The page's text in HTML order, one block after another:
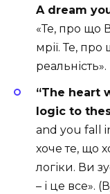
A dream
«Те, про що
мрії. Те,
“The heart
logic to
and you fall
хоче те, що
логіки. Ви
– і це все».